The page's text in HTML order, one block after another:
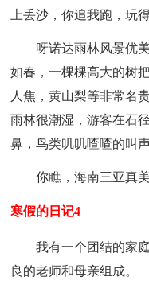
上丢沙，你追我跑，玩
呀诺达雨林风景优
如春，一棵棵高大的树
人焦，黄山梨等非常名
雨林很潮湿，游客在石
鼻，鸟类叽叽喳喳的叫声
你瞧，海南三亚真美
寒假的日记4
我有一个团结的家
良的老师和母亲组成。